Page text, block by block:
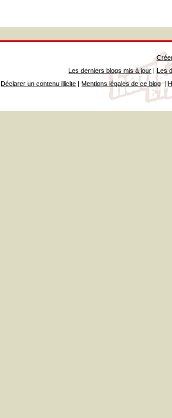
Les derniers blogs mis à jour |Les
Déclarer un contenu illicite |Mentions légales de ce blog|